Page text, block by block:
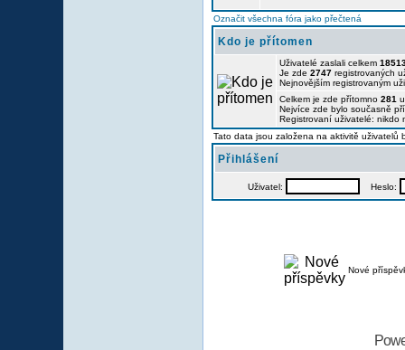
Označit všechna fóra jako přečtená
Kdo je přítomen
Uživatelé zaslali celkem
Je zde 2747 registrovaných
Nejnovějším registrovaným
Celkem je zde přítomno 281
Nejvíce zde bylo současně
Registrovaní uživatelé: nikdo
Tato data jsou založena na aktivitě uživatelů
Přihlášení
Uživatel: Heslo:
Nové